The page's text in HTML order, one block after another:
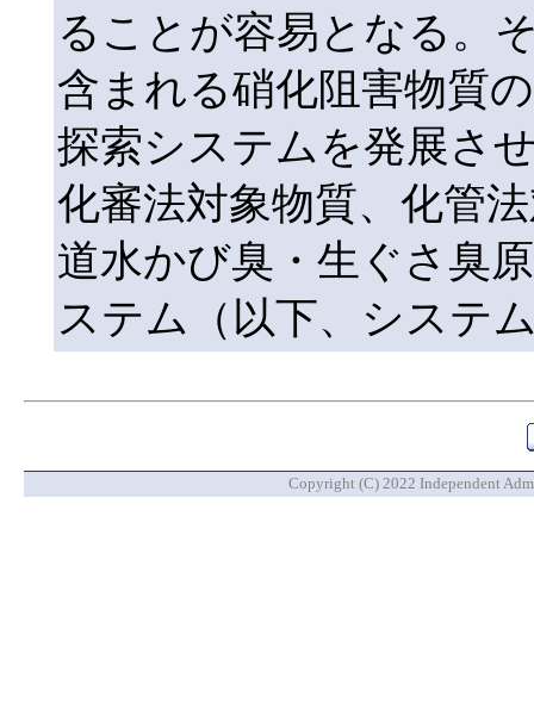
ることが容易となる。
含まれる硝化阻害物質
探索システムを発展さ
化審法対象物質、化管
道水かび臭・生ぐさ臭
ステム（以下、システ
Copyright (C) 2022 Independent